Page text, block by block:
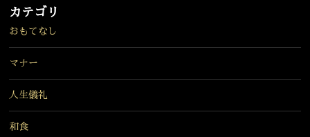
カテゴリ
おもてなし
マナー
人生儀礼
和食